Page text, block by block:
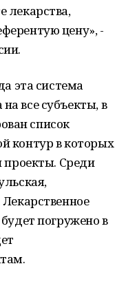
лекарства,
цену», -
эта система
все субъекты, в
список
контур в которых
проекты. Среди
погружено в